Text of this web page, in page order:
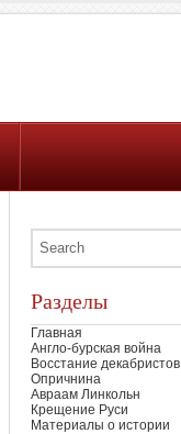
Разделы
Главная
Англо-бурская война
Восстание декабристов
Опричнина
Авраам Линкольн
Крещение Руси
Материалы о истории